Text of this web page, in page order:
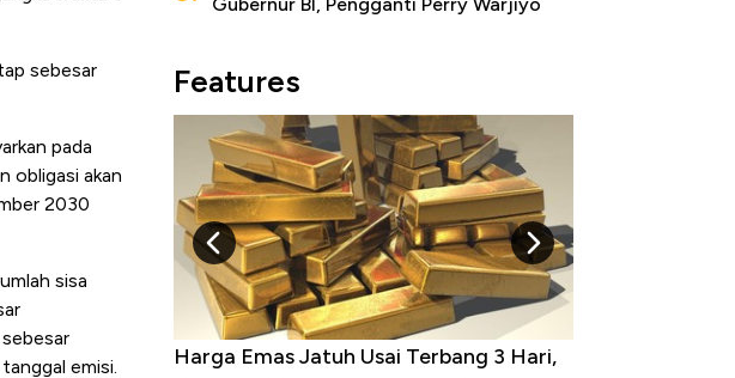
sebesar
pada
obligasi akan
2030
sisa
emisi.
Features
Jatuh Usai Terbang 3 Hari,
Dominasi China Menggila, Jadi Sumber